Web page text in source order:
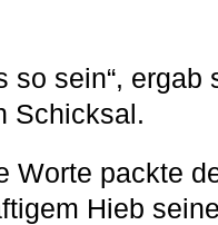
so sein“, ergab
Schicksal.
Worte packte
Hieb